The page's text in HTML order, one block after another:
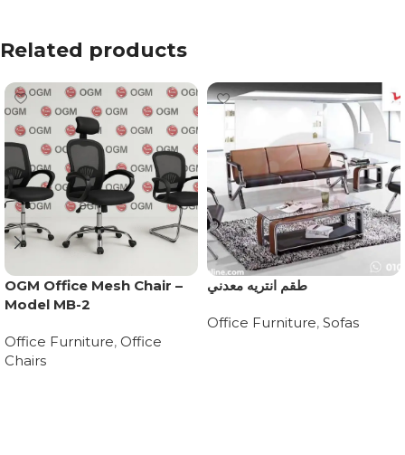
Related products
OGM Office Mesh Chair –
Model MB-2
Office Furniture, Office
Chairs
طقم انتريه معدني
Office Furniture, Sofas